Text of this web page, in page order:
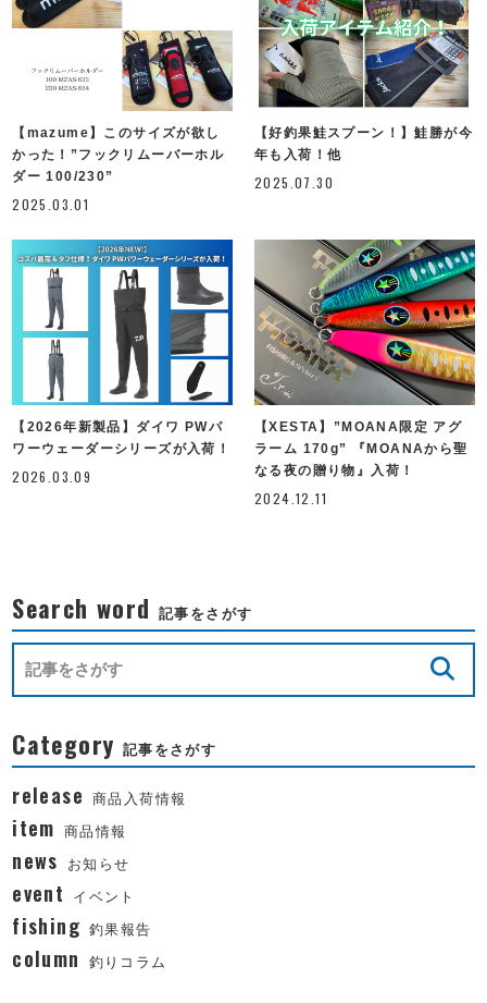
【mazume】このサイズが欲し
かった！”フックリムーバーホル
ダー 100/230”
2025.03.01
【好釣果鮭スプーン！】鮭勝が今
年も入荷！他
2025.07.30
【2026年新製品】ダイワ PWパ
ワーウェーダーシリーズが入荷！
2026.03.09
【XESTA】”MOANA限定 アグ
ラーム 170g” 『MOANAから聖
なる夜の贈り物』入荷！
2024.12.11
Search word 記事をさがす
Category 記事をさがす
release 商品入荷情報
item 商品情報
news お知らせ
event イベント
fishing 釣果報告
column 釣りコラム